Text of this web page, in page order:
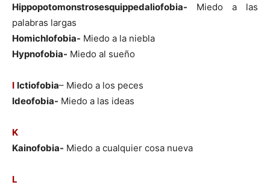
Hippopotomonstrosesquippedaliofobia- Miedo a las
palabras largas
Homichlofobia- Miedo a la niebla
Hypnofobia- Miedo al sueño
I Ictiofobia– Miedo a los peces
Ideofobia- Miedo a las ideas
K
Kainofobia- Miedo a cualquier cosa nueva
L